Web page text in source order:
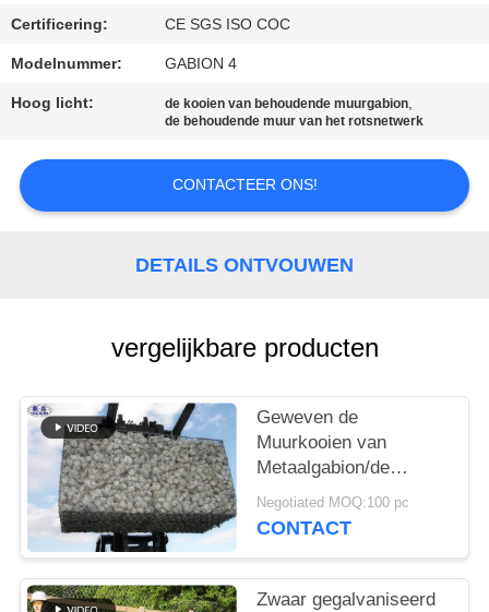
NIEUWS
AANVRAGEN
Certificering: CE SGS ISO COC
Modelnummer: GABION 4
Hoog licht: de kooien van behoudende muurgabion,
de behoudende muur van het rotsnetwerk
CONTACTEER ONS!
DETAILS ONTVOUWEN
vergelijkbare producten
Geweven de
Muurkooien van
Metaalgabion/de
Gegalvaniseerde de
Kooioem van de
Negotiated MOQ:100 pc
CONTACT
Zwaar gegalvaniseerd